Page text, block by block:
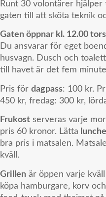
Runt 30 volontärer
gaten till att sköta teknik
Gaten öppnar kl. 12.00
Du ansvarar för eget
husvagn. Dusch och
till havet är det fem
Pris för dagpass: 100 kr.
450 kr, fredag: 300 kr,
Frukost serveras varje
pris 60 kronor. Lätta
bra pris i matsalen.
kväll.
Grillen är öppen varje
köpa hamburgare, korv